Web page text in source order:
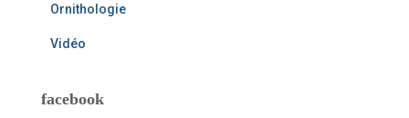
Ornithologie
Vidéo
facebook